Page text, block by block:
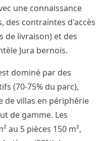
une connaissance
des contraintes d'accès
de livraison) et des
Jura bernois.
dominé par des
(70-75% du parc),
de villas en périphérie
de gamme. Les
au 5 pièces 150 m²,